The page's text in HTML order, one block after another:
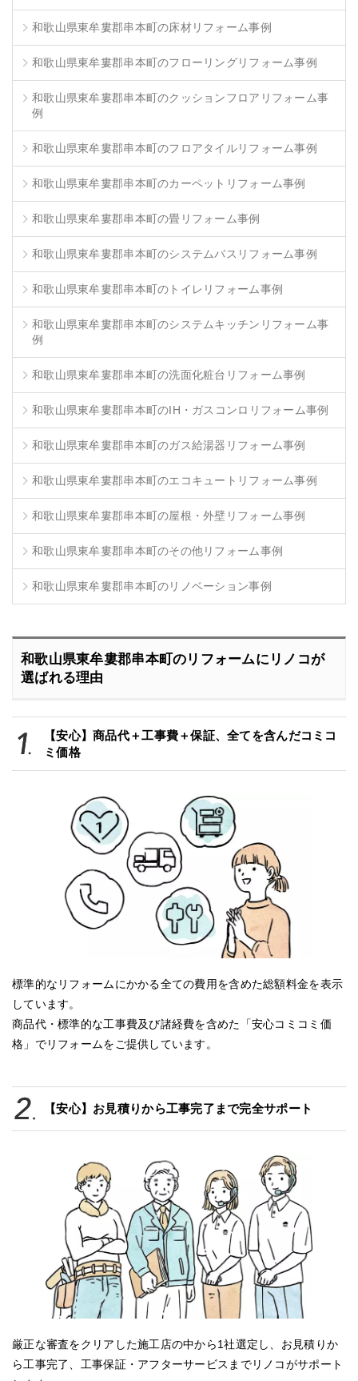
和歌山県東牟婁郡串本町の床材リフォーム事例
和歌山県東牟婁郡串本町のフローリングリフォーム事例
和歌山県東牟婁郡串本町のクッションフロアリフォーム事
例
和歌山県東牟婁郡串本町のフロアタイルリフォーム事例
和歌山県東牟婁郡串本町のカーペットリフォーム事例
和歌山県東牟婁郡串本町の畳リフォーム事例
和歌山県東牟婁郡串本町のシステムバスリフォーム事例
和歌山県東牟婁郡串本町のトイレリフォーム事例
和歌山県東牟婁郡串本町のシステムキッチンリフォーム事
例
和歌山県東牟婁郡串本町の洗面化粧台リフォーム事例
和歌山県東牟婁郡串本町のIH・ガスコンロリフォーム事例
和歌山県東牟婁郡串本町のガス給湯器リフォーム事例
和歌山県東牟婁郡串本町のエコキュートリフォーム事例
和歌山県東牟婁郡串本町の屋根・外壁リフォーム事例
和歌山県東牟婁郡串本町のその他リフォーム事例
和歌山県東牟婁郡串本町のリノベーション事例
和歌山県東牟婁郡串本町のリフォームにリノコが
選ばれる理由
【安心】商品代＋工事費＋保証、全てを含んだコミコ
ミ価格
標準的なリフォームにかかる全ての費用を含めた総額料金を表示
しています。
商品代・標準的な工事費及び諸経費を含めた「安心コミコミ価
格」でリフォームをご提供しています。
【安心】お見積りから工事完了まで完全サポート
厳正な審査をクリアした施工店の中から1社選定し、お見積りか
ら工事完了、工事保証・アフターサービスまでリノコがサポート